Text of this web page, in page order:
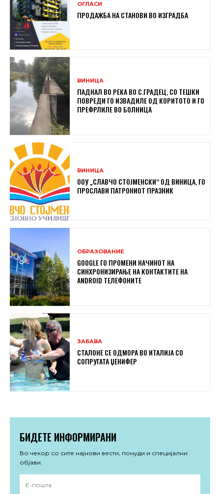
ОГЛАСИ
ПРОДАЖБА НА СТАНОВИ ВО ИЗГРАДБА
ВИНИЦА
ПАДНАЛ ВО РЕКА ВО С.ГРАДЕЦ, СО ТЕШКИ
ПОВРЕДИ ГО ИЗВАДИЛЕ ОД КОРИТОТО И ГО
ПРЕФРЛИЛЕ ВО БОЛНИЦА
ВИНИЦА
ООУ „СЛАВЧО СТОЈМЕНСКИ“ ОД ВИНИЦА, ГО
ПРОСЛАВИ ПАТРОНИОТ ПРАЗНИК
ОБРАЗОВАНИЕ
GOOGLE ГО ПРОМЕНИ НАЧИНОТ НА
СИНХРОНИЗИРАЊЕ НА КОНТАКТИТЕ НА
ANDROID ТЕЛЕФОНИТЕ
ЗАБАВА
СТАЛОНЕ СЕ ОДМОРА ВО ИТАЛИЈА СО
СОПРУГАТА ЏЕНИФЕР
БИДЕТЕ ИНФОРМИРАНИ
Во чекор со сите најнови вести, понуди и специјални
објави.